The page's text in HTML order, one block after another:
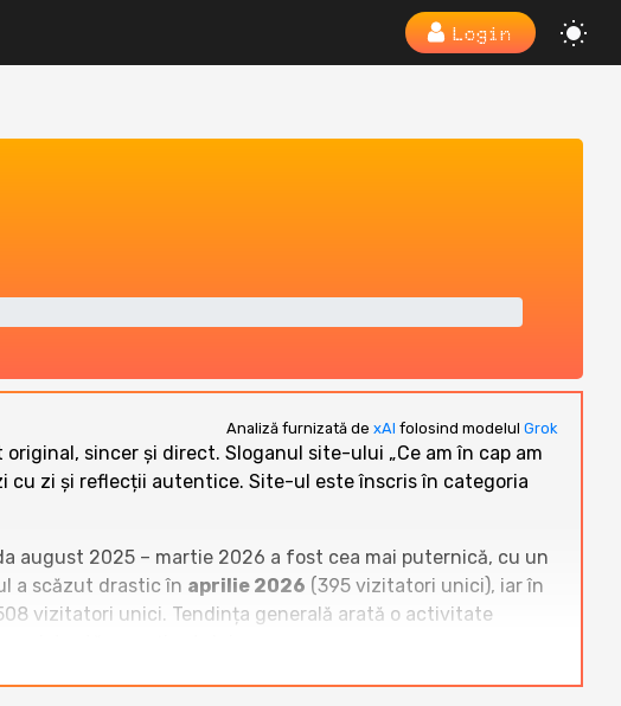
Login
Analiză furnizată de xAI folosind modelul Grok
sincer și direct. Sloganul site-ului „Ce am în cap am
cu zi și reflecții autentice. Site-ul este înscris în categoria
august 2025 – martie 2026 a fost cea mai puternică, cu un
a scăzut drastic în aprilie 2026 (395 vizitatori unici), iar în
vizitatori unici. Tendința generală arată o activitate
a conținutului.
a clasamentului. Site-uri precummariuscucu.ro,